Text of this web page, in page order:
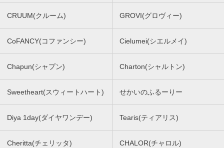
CRUUM(クルーム) GROVI(グロヴィー)
CoFANCY(コファンシー) Cielumei(シエルメイ)
Chapun(シャプン) Charton(シャルトン)
Sweetheart(スウィートハート) せかいのふるーりー
Diya 1day(ダイヤワンデー) Tearis(ティアリス)
Cheritta(チェリッタ) CHALOR(チャロル)